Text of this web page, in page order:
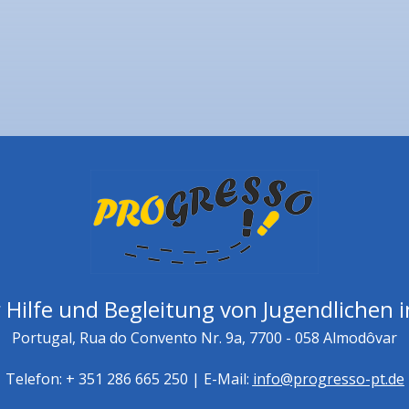
Hilfe und Begleitung von Jugendlichen
Portugal, Rua do Convento Nr. 9a, 7700 - 058 Almodôvar
Telefon: + 351 286 665 250 | E-Mail: info@progresso-pt.de